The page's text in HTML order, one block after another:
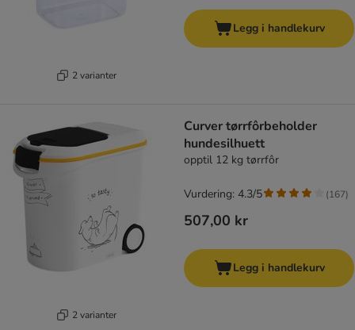
2 varianter
Legg i handlekurv
2 varianter
Curver tørrfôrbeholder
hundesilhuett
opptil 12 kg tørrfôr
507,00 kr
Vurdering: 4.3/5 (167)
Legg i handlekurv